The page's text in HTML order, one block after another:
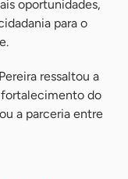
oportunidades,
para o
ressaltou a
fortalecimento do
a parceria entre